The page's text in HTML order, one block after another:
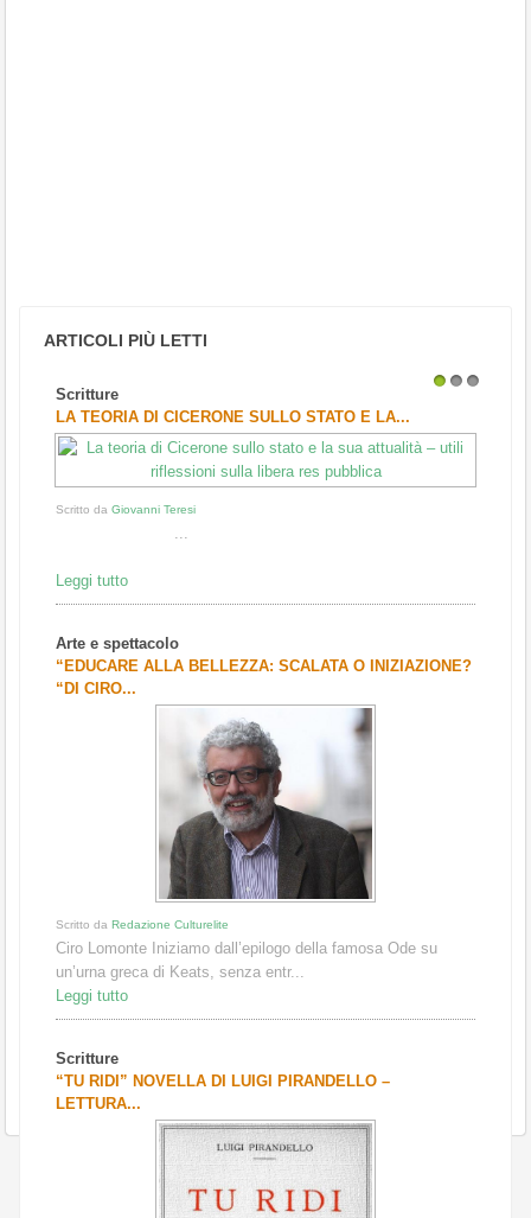
ARTICOLI PIÙ LETTI
Scritture
LA TEORIA DI CICERONE SULLO STATO E LA...
Scritto da Giovanni Teresi
...
Leggi tutto
Arte e spettacolo
“EDUCARE ALLA BELLEZZA: SCALATA O INIZIAZIONE?
“DI CIRO...
Scritto da Redazione Culturelite
Ciro Lomonte Iniziamo dall’epilogo della famosa Ode su
un’urna greca di Keats, senza entr...
Leggi tutto
Scritture
“TU RIDI” NOVELLA DI LUIGI PIRANDELLO –
LETTURA...